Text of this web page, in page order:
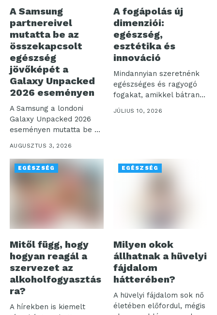
A Samsung
partnereivel
mutatta be az
összekapcsolt
egészség
jövőképét a
Galaxy Unpacked
2026 eseményen
A Samsung a londoni
Galaxy Unpacked 2026
eseményen mutatta be a
AUGUSZTUS 3, 2026
A fogápolás új
dimenziói:
egészség,
esztétika és
innováció
Mindannyian szeretnénk
egészséges és ragyogó
fogakat, amikkel bátran
mosolyoghatunk a világra.
JÚLIUS 10, 2026
EGÉSZSÉG
Mitől függ, hogy
hogyan reagál a
szervezet az
alkoholfogyasztás
ra?
A hírekben is kiemelt
EGÉSZSÉG
Milyen okok
állhatnak a hüvelyi
fájdalom
hátterében?
A hüvelyi fájdalom sok nő
életében előfordul, mégis